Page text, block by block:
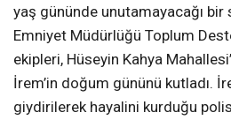
yaş gününde unutamayacağı bir
Emniyet Müdürlüğü Toplum
ekipleri, Hüseyin Kahya
İrem’in doğum gününü kutladı.
giydirilerek hayalini kurduğu